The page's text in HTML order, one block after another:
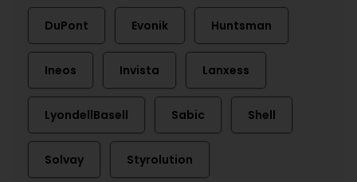
DuPont Evonik Huntsman
Ineos Invista Lanxess
LyondellBasell Sabic Shell
Solvay Styrolution